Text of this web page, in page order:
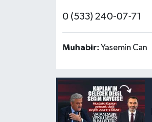
0 (533) 240-07-71
Muhabir: Yasemin Can